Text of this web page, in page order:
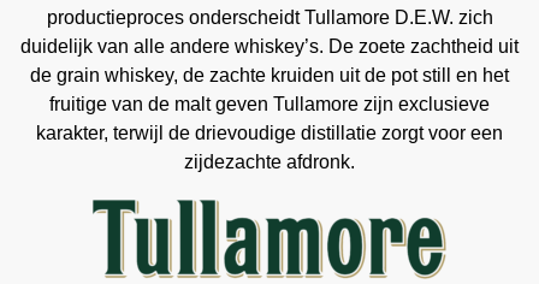
productieproces onderscheidt Tullamore D.E.W. zich
duidelijk van alle andere whiskey’s. De zoete zachtheid uit
de grain whiskey, de zachte kruiden uit de pot still en het
fruitige van de malt geven Tullamore zijn exclusieve
karakter, terwijl de drievoudige distillatie zorgt voor een
zijdezachte afdronk.